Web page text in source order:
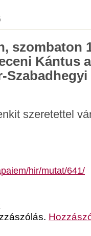
szombaton
Kántus
szeretettel
hir/mutat/641/